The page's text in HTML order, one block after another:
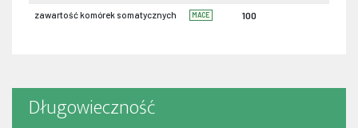
zawartość komórek somatycznych MACE 100
Długowieczność